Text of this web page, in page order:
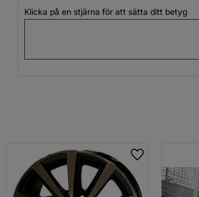
Klicka på en stjärna för att sätta ditt betyg
Lägg till i